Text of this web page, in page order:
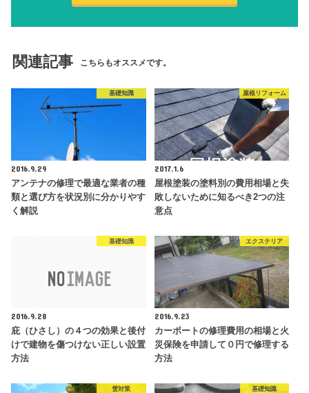
関連記事 こちらもオススメです。
基礎知識
2016.9.29
アンテナの修理で最適な業者の種
類と選び方を状況別に分かりやす
く解説
屋根リフォーム
2017.1.6
屋根塗装の塗料別の費用相場と失
敗しないために知るべき2つの注
意点
基礎知識
2016.9.28
庇（ひさし）の４つの効果と後付
けで建物を傷つけない正しい設置
方法
エクステリア
2016.9.23
カーポートの修理費用の相場と火
災保険を申請して０円で修理する
方法
雪対策 基礎知識